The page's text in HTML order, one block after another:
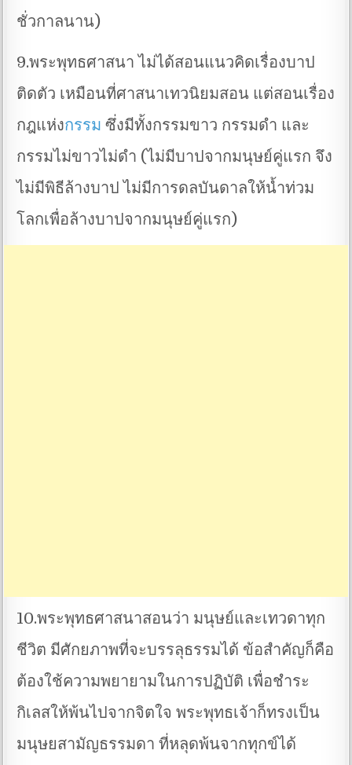
ชั่วกาลนาน)
9.พระพุทธศาสนา ไม่ได้สอนแนวคิดเรื่องบาป
ติดตัว เหมือนที่ศาสนาเทวนิยมสอน แต่สอนเรื่อง
กฎแห่งกรรม ซึ่งมีทั้งกรรมขาว กรรมดำ และ
กรรมไม่ขาวไม่ดำ (ไม่มีบาปจากมนุษย์คู่แรก จึง
ไม่มีพิธีล้างบาป ไม่มีการดลบันดาลให้น้ำท่วม
โลกเพื่อล้างบาปจากมนุษย์คู่แรก)
10.พระพุทธศาสนาสอนว่า มนุษย์และเทวดาทุก
ชีวิต มีศักยภาพที่จะบรรลุธรรมได้ ข้อสำคัญก็คือ
ต้องใช้ความพยายามในการปฏิบัติ เพื่อชำระ
กิเลสให้พ้นไปจากจิตใจ พระพุทธเจ้าก็ทรงเป็น
มนุษยสามัญธรรมดา ที่หลุดพ้นจากทุกข์ได้